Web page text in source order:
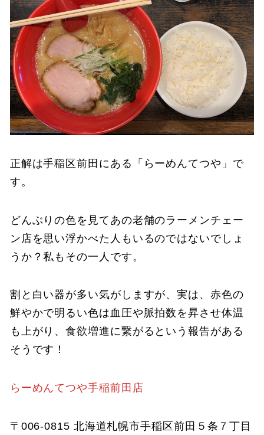
正解は手稲区前田にある「らーめんてつや」で
す。
どんぶりの色を見てあの老舗のラーメンチェー
ン店を思い浮かべた人もいるのではないでしょ
うか？私もその一人です。
割と白い器が多い気がしますが、実は、赤色の
鮮やかで明るい色は血圧や脈拍数を昇させ体温
も上がり、食欲増進に繋がるという報告がある
そうです！
らーめんてつや手稲前田店
〒006-0815 北海道札幌市手稲区前田５条７丁目